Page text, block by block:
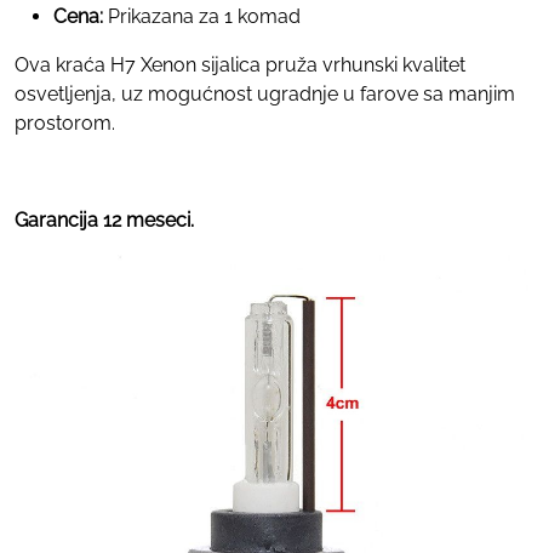
Cena: Prikazana za 1 komad
Ova kraća H7 Xenon sijalica pruža vrhunski kvalitet
osvetljenja, uz mogućnost ugradnje u farove sa manjim
prostorom.
Garancija 12 meseci.